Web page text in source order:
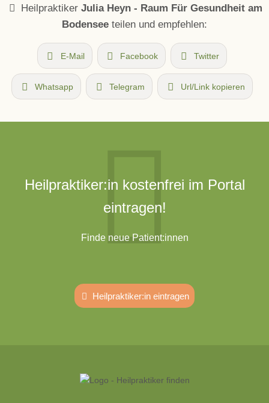
Heilpraktiker Julia Heyn - Raum Für Gesundheit am
Bodensee teilen und empfehlen:
E-Mail Facebook Twitter
Whatsapp Telegram Url/Link kopieren
Heilpraktiker:in kostenfrei im Portal
eintragen!
Finde neue Patient:innen
Heilpraktiker:in eintragen